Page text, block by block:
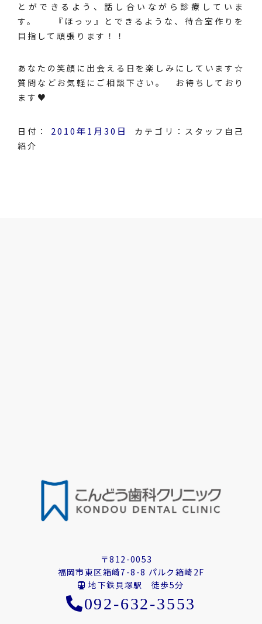
とができるよう、話し合いながら診療していま
す。 『ほっッ』とできるような、待合室作りを
目指して頑張ります！！
あなたの笑顔に出会える日を楽しみにしています☆
質問などお気軽にご相談下さい。 お待ちしており
ます♥
日付： 2010年1月30日 カテゴリ： スタッフ自己
紹介
〒812-0053
福岡市東区箱崎7-8-8 パルク箱崎2F
地下鉄貝塚駅 徒歩5分
092-632-3553